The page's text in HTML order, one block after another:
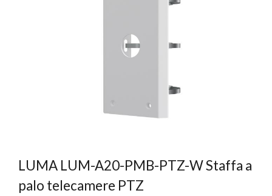
LUMA LUM-A20-PMB-PTZ-W Staffa a
palo telecamere PTZ